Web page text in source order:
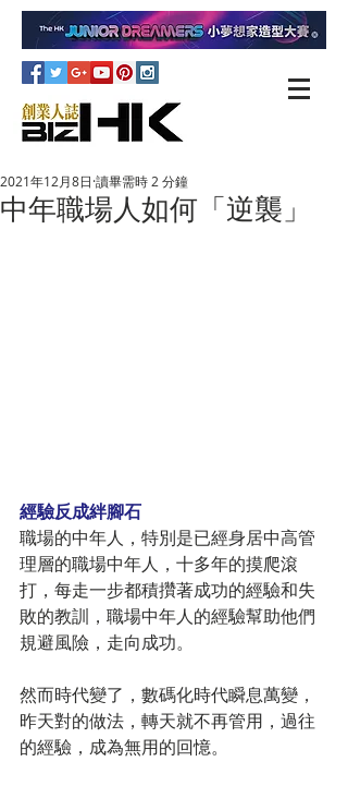
中年職場人如何「逆襲」
2021年12月8日 讀畢需時 2 分鐘
經驗反成絆腳石
職場的中年人，特別是已經身居中高管
理層的職場中年人，十多年的摸爬滾
打，每走一步都積攢著成功的經驗和失
敗的教訓，職場中年人的經驗幫助他們
規避風險，走向成功。
然而時代變了，數碼化時代瞬息萬變，
昨天對的做法，轉天就不再管用，過往
的經驗，成為無用的回憶。